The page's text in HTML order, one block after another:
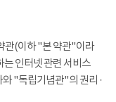
관(이하 "본 약관"이라
인터넷 관련 서비스
"독립기념관"의 권리 ·